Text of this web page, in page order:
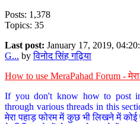
Posts: 1,378
Topics: 35
Last post: January 17, 2019,
G... byविनोद सिंह गढ़िया
How to use MeraPahad Forum -
If you don't know how to post
through various threads in this
मेरा पहाड़ फोरम में कुछ भी लिखने में कोई